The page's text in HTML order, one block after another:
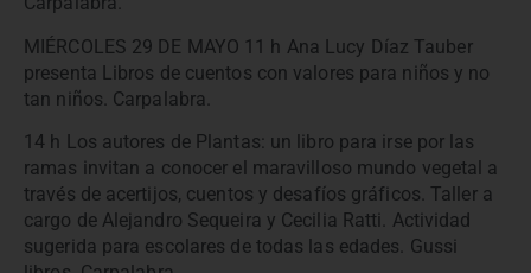
MIÉRCOLES 29 DE MAYO 11 h Ana Lucy Díaz Tauber
presenta Libros de cuentos con valores para niños y no
tan niños. Carpalabra.
14 h Los autores de Plantas: un libro para irse por las
ramas invitan a conocer el maravilloso mundo vegetal a
través de acertijos, cuentos y desafíos gráficos. Taller a
cargo de Alejandro Sequeira y Cecilia Ratti. Actividad
sugerida para escolares de todas las edades. Gussi